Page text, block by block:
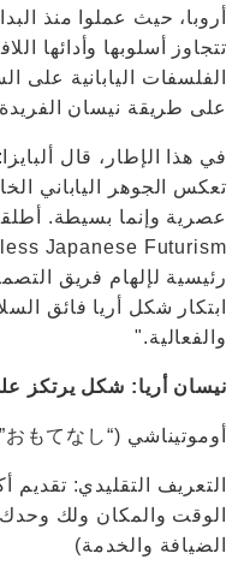
أروبا، حيث عملوا منذ
تتجاوز أسلوبها وأدائها
الفلسفات اليابانية على
على طريقة نيسان
في هذا الإطار، قال
تعكس الجوهر الياباني
عصرية وإنما بسيطة.
رئيسية لإلهام فريق
ابتكار شكل أريا فائق
والفعالية."
نيسان أريا: شكل يرتكز
أوموتيناشي (“おもてなし” باليابانية)
التعريف التقليدي: تقديم
الوقت والمكان ولك
الضيافة والخدمة)